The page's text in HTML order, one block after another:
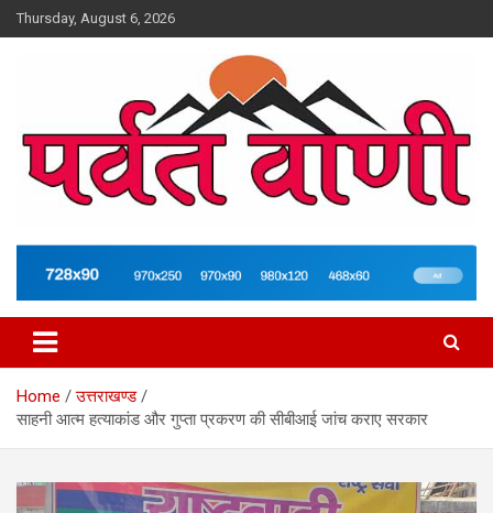
Skip
to
Thursday, August 6, 2026
Parvatvani.com
Home
उत्तराखण्ड
साहनी आत्म हत्याकांड और गुप्ता प्रकरण की सीबीआई जांच कराए सरकार